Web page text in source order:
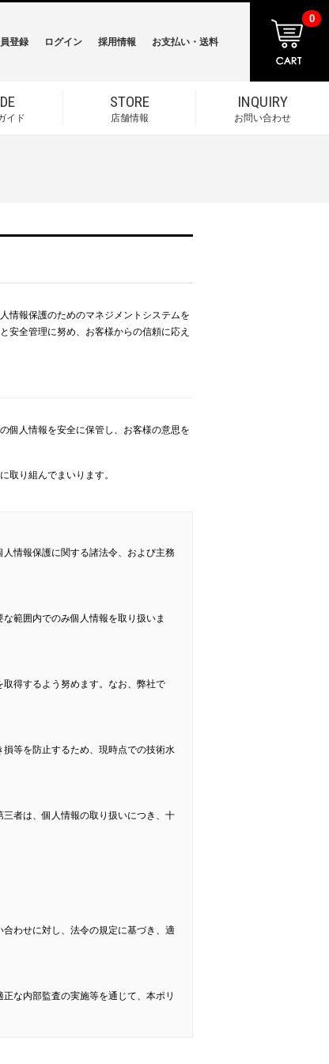
イド
STORE
店舗情報
INQUIRY
お問い合わせ
登録 ログイン 採用情報 お支払い・送料
0
情報保護のためのマネジメントシステムを
安全管理に努め、お客様からの信頼に応え
個人情報を安全に保管し、お客様の意思を
取り組んでまいります。
情報保護に関する諸法令、および主務
範囲内でのみ個人情報を取り扱いま
得するよう努めます。なお、弊社で
等を防止するため、現時点での技術水
者は、個人情報の取り扱いにつき、十
わせに対し、法令の規定に基づき、適
な内部監査の実施等を通じて、本ポリ